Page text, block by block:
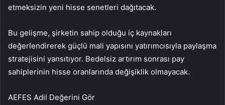
etmeksizin yeni hisse senetleri dağıtacak.
Bu gelişme, şirketin sahip olduğu iç kaynakları
değerlendirerek güçlü mali yapısını yatırımcısıyla paylaşma
stratejisini yansıtıyor. Bedelsiz artırım sonrası pay
sahiplerinin hisse oranlarında değişiklik olmayacak.
AEFES Adil Değerini Gör